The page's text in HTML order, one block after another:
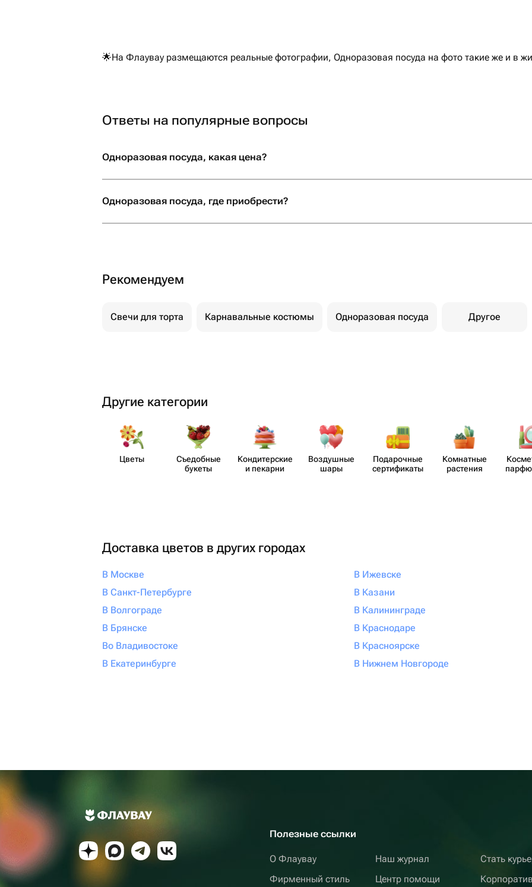
🌟На Флаувау размещаются реальные фотографии, Одноразовая посуда на фото такие же и в
Ответы на популярные вопросы
Одноразовая посуда, какая цена?
Одноразовая посуда, где приобрести?
Рекомендуем
Свечи для торта Карнавальные костюмы Одноразовая посуда Другое
Другие категории
Цветы
Съедобные
букеты
Кондит​ерские
и пекарни
Воздушные
шары
Пода​рочные
серти​фикаты
Комнатные
растения
Доставка цветов в других городах
В Москве
В Санкт-Петербурге
В Волгограде
В Брянске
Во Владивостоке
В Екатеринбурге
В Ижевске
В Казани
В Калининграде
В Краснодаре
В Красноярске
В Нижнем Новгороде
Полезные ссылки
О Флаувау
Фирменный стиль
Наш журнал
Центр помощи
Стать